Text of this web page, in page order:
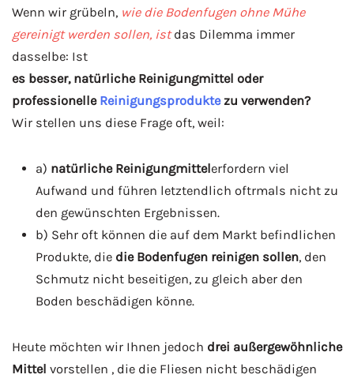
Wenn wir grübeln, wie die Bodenfugen ohne Mühe
gereinigt werden sollen, istdas Dilemma immer
dasselbe: Ist
es besser, natürliche Reinigungmittel oder
professionelle Reinigungsproduktezu verwenden?
Wir stellen uns diese Frage oft, weil:
a) natürliche Reinigungmittelerfordern viel
Aufwand und führen letztendlich oftrmals nicht zu
den gewünschten Ergebnissen.
b) Sehr oft können die auf dem Markt befindlichen
Produkte, die die Bodenfugen reinigen sollen, den
Schmutz nicht beseitigen, zu gleich aber den
Boden beschädigen könne.
Heute möchten wir Ihnen jedoch drei außergewöhnliche
Mittel vorstellen , die die Fliesen nicht beschädigen